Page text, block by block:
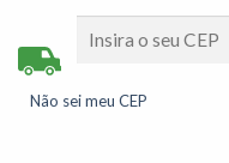
Não sei meu CEP